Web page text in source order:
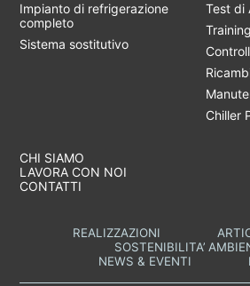
Impianto di refrigerazione
completo
Sistema sostitutivo
Test di
Chiller
CHI SIAMO
LAVORA CON NOI
CONTATTI
REALIZZAZIONI
SOSTENIBILITA’
NEWS & EVENTI